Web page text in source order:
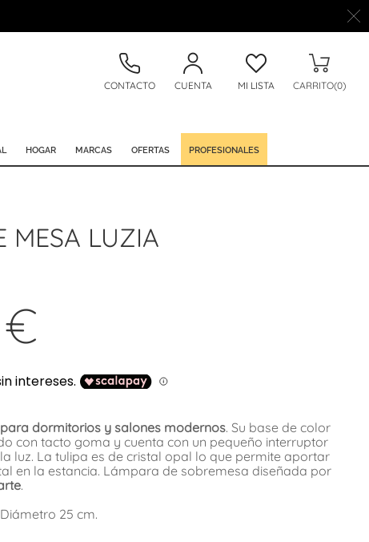
CONTACTO CUENTA MI LISTA CARRITO(0)
HOGAR MARCAS OFERTAS PROFESIONALES
MESA LUZIA
dormitorios y salones modernos. Su base de color
con tacto goma y cuenta con un pequeño interruptor
luz. La tulipa es de cristal opal lo que permite aportar
en la estancia. Lámpara de sobremesa diseñada por
.
25 cm.